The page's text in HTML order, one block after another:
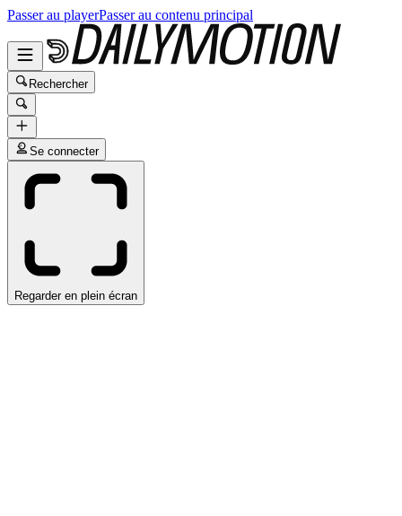
Passer au playerPasser au contenu principal
Rechercher
Se connecter
Regarder en plein écran